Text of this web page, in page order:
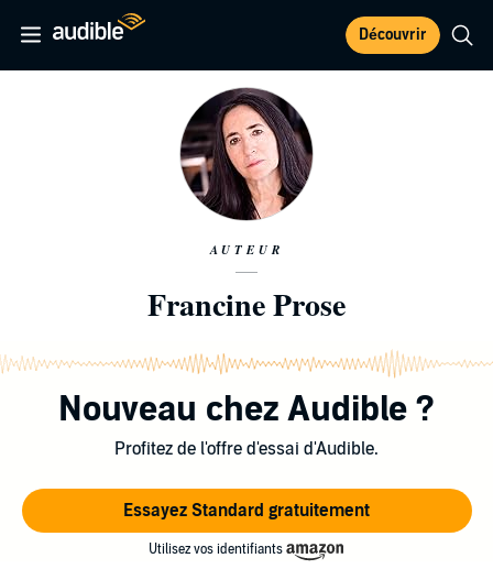
Découvrir
AUTEUR
Francine Prose
Nouveau chez Audible ?
Profitez de l'offre d'essai d'Audible.
Essayez Standard gratuitement
Utilisez vos identifiants